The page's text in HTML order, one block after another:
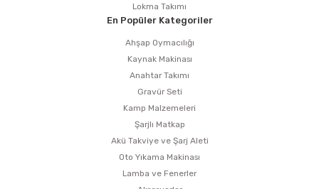
Lokma Takımı
En Popüler Kategoriler
Ahşap Oymacılığı
Kaynak Makinası
Anahtar Takımı
Gravür Seti
Kamp Malzemeleri
Şarjlı Matkap
Akü Takviye ve Şarj Aleti
Oto Yıkama Makinası
Lamba ve Fenerler